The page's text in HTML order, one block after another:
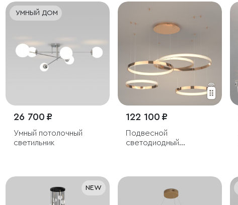
УМНЫЙ ДОМ
26 700 ₽
Умный потолочный
светильник
122 100 ₽
Подвесной
светодиодный
NEW